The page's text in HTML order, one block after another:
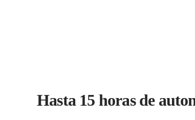
Hasta 15 horas de